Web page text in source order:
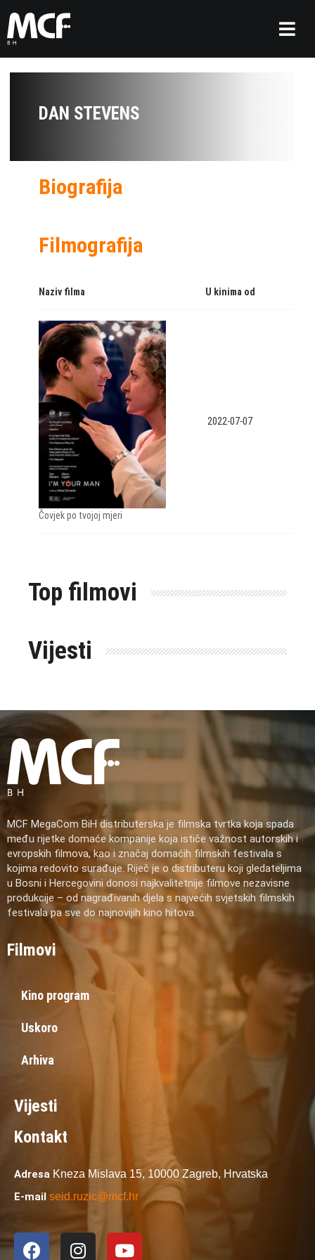
DAN STEVENS
Biografija
Filmografija
Naziv filma U kinima od
Čovjek po tvojoj mjeri
2022-07-07
Top filmovi
Vijesti
MCF MegaCom BiH distributerska je filmska tvrtka koja spada
među rijetke domaće kompanije koja ističe važnost autorskih i
evropskih filmova, kao i značaj domaćih filmskih festivala s
kojima redovito surađuje. Riječ je o distributeru koji gledateljima
u Bosni i Hercegovini donosi najkvalitetnije filmove nezavisne
produkcije – od nagrađivanih djela s najvećih svjetskih filmskih
festivala pa sve do najnovijih kino hitova.
Filmovi
Kino program
Uskoro
Arhiva
Vijesti
Kontakt
Adresa Kneza Mislava 15, 10000 Zagreb, Hrvatska
E-mail seid.ruzic@mcf.hr